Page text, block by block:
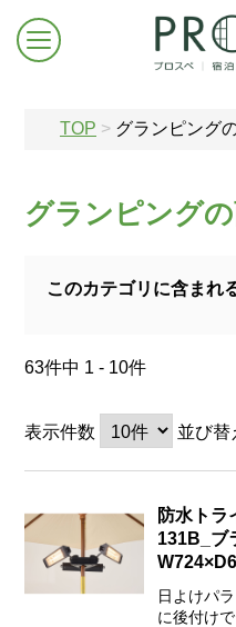
TOP > グランピング
グランピング
このカテゴリに含まれ
63件中 1 - 10件
表示件数 並び替
防水トラ
131B_ブ
日よけパ
に後付け